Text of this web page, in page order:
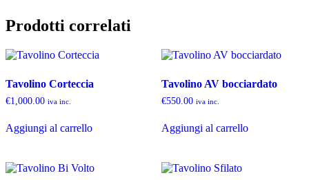
Prodotti correlati
Tavolino Corteccia
€1,000.00 iva inc.
Aggiungi al carrello
Tavolino AV bocciardato
€550.00 iva inc.
Aggiungi al carrello